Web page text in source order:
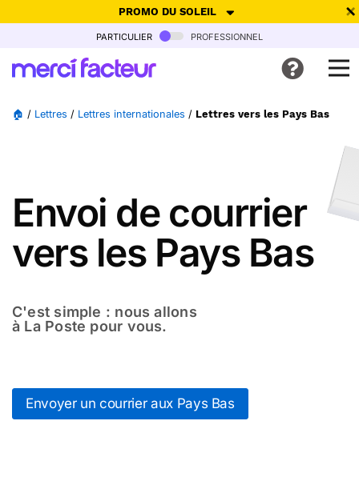
PROMO DU SOLEIL
-30% de réduction avec le code SUMMER26pour envoyer des
particulier professionnel
🏠 / Lettres / Lettres internationales / Lettres vers les Pays Bas
Envoi de courrier
vers les Pays Bas
C'est simple : nous allons
à La Poste pour vous.
Envoyer un courrier aux Pays Bas